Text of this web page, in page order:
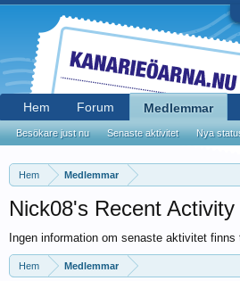
Hem Medlemmar
Nick08's Recent Activity
Ingen information om senaste aktivitet
Hem Medlemmar
Hem Forum Medlemmar
Besökare just nu Senaste aktivitet Nya